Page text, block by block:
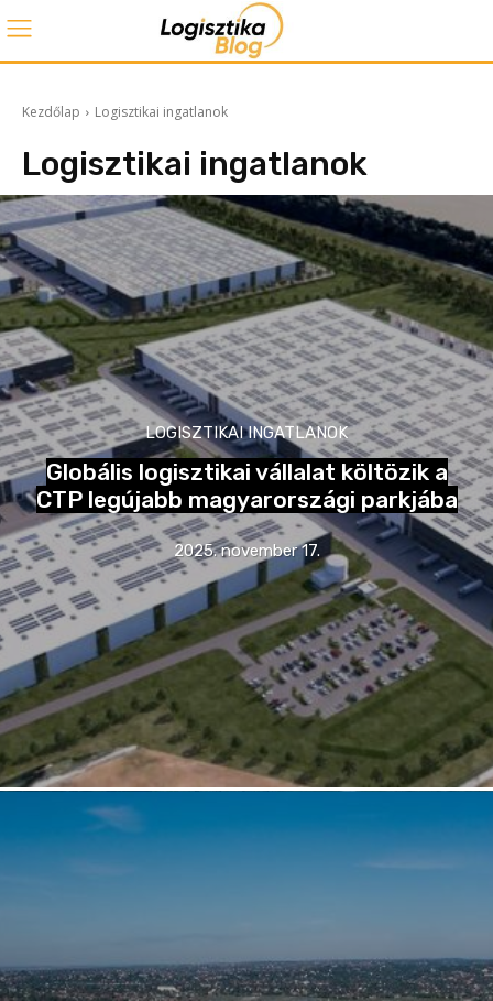
Kezdőlap Logisztikai ingatlanok
Logisztikai ingatlanok
LOGISZTIKAI INGATLANOK
Globális logisztikai vállalat költözik a
CTP legújabb magyarországi parkjába
2025. november 17.